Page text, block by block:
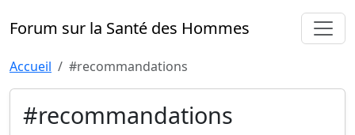
Forum sur la Santé des Hommes
Accueil #recommandations
#recommandations